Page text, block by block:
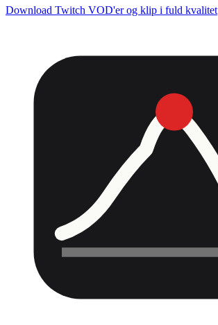
Download Twitch VOD'er og klip i fuld kvalitet